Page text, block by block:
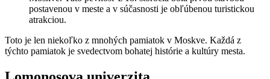
postavenou v meste a v súčasnosti je obľúbenou turistickou
atrakciou.
Toto je len niekoľko z mnohých pamiatok v Moskve. Každá z
týchto pamiatok je svedectvom bohatej histórie a kultúry mesta.